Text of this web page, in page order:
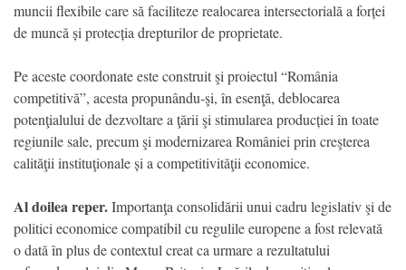
muncii flexibile care să faciliteze realocarea intersectorială a forței
de muncă și protecția drepturilor de proprietate.
Pe aceste coordonate este construit şi proiectul “România
competitivă”, acesta propunându-şi, în esenţă, deblocarea
potenţialului de dezvoltare a ţării şi stimularea producției în toate
regiunile sale, precum şi modernizarea României prin creşterea
calităţii instituţionale și a competitivităţii economice.
Al doilea reper.Importanţa consolidării unui cadru legislativ şi de
politici economice compatibil cu regulile europene a fost relevată
o dată în plus de contextul creat ca urmare a rezultatului